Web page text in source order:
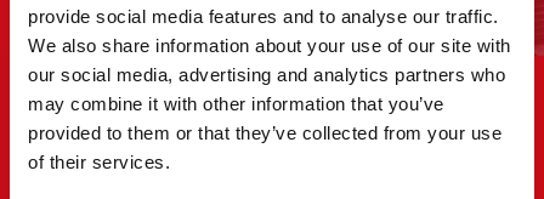
provide social media features and to analyse our traffic.
We also share information about your use of our site with
our social media, advertising and analytics partners who
may combine it with other information that you’ve
provided to them or that they’ve collected from your use
of their services.
Zákazník je pro nás vždy v centru pozornosti, a proto
nabízíme naše výrobky s řemenovým pohonem v různých